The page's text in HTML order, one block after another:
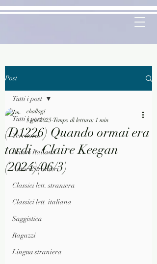
Post
Tutti i post
Territorio
Autori Italiani
Autori Stranieri
Classici lett. straniera
Classici lett. italiana
Saggistica
Ragazzi
Lingua straniera
Tutti i post
(D1226) Quando ormai era
tardi - Claire Keegan
(2024)(06/3)
challagi
5 giu 2025 Tempo di lettura: 1 min